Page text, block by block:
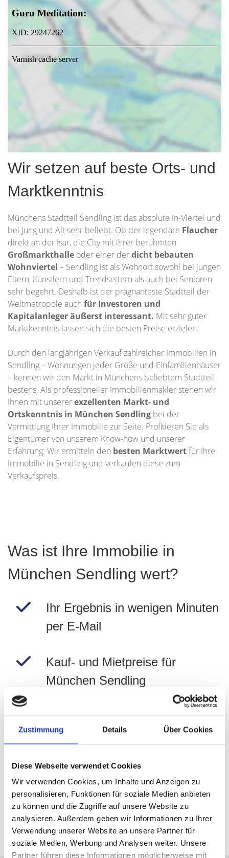
Zustimmung Details Über Cookies
Diese Webseite verwendet Cookies
Wir verwenden Cookies, um Inhalte und Anzeigen zu
personalisieren, Funktionen für soziale Medien anbieten
zu können und die Zugriffe auf unsere Website zu
analysieren. Außerdem geben wir Informationen zu Ihrer
Verwendung unserer Website an unsere Partner für
soziale Medien, Werbung und Analysen weiter. Unsere
Partner führen diese Informationen möglicherweise mit
Wir setzen auf beste Orts- und
Marktkenntnis
Münchens Stadtteil Sendling ist das absolute In-Viertel und
bei Jung und Alt sehr beliebt. Ob der legendäre Flaucher
direkt an der Isar, die City mit ihrer berühmten
Großmarkthalle oder einer derdicht bebauten
Wohnviertel – Sendling ist als Wohnort sowohl bei jungen
Eltern, Künstlern und Trendsettern als auch bei Senioren
sehr begehrt. Deshalb ist der prägnanteste Stadtteil der
Weltmetropole auch für Investoren und
Kapitalanleger äußerst interessant. Mit sehr guter
Marktkenntnis lassen sich die besten Preise erzielen.
Durch den langjährigen Verkauf zahlreicher Immobilien in
Sendling – Wohnungen jeder Größe und Einfamilienhäuser
– kennen wir den Markt in Münchens beliebtem Stadtteil
bestens. Als professioneller Immobilienmakler stehen wir
Ihnen mit unsererexzellenten Markt- und
Ortskenntnis in München Sendling bei der
Vermittlung Ihrer Immobilie zur Seite. Profitieren Sie als
Eigentümer von unserem Know-how und unserer
Erfahrung: Wir ermitteln den besten Marktwertfür Ihre
Immobilie in Sendling und verkaufen diese zum
Verkaufspreis.
Was ist Ihre Immobilie in
München Sendling wert?
Ihr Ergebnis in wenigen Minuten
per E-Mail
Kauf- und Mietpreise für
München Sendling
Kostenlos und unverbindlich
Sendling selbst berechnen!
Zur Immobilienbewertung